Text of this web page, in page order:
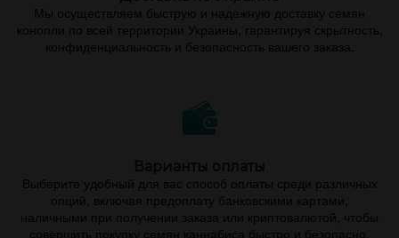
Мы осуществляем быструю и надежную доставку семян
конопли по всей территории Украины, гарантируя скрытность,
конфиденциальность и безопасность вашего заказа.
Выберите удобный для вас способ оплаты среди различных
опций, включая предоплату банковскими картами,
наличными при получении заказа или криптовалютой, чтобы
совершить покупку семян каннабиса быстро и безопасно.